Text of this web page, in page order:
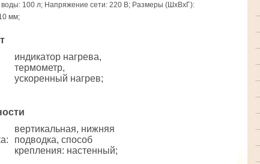
воды: 100 л; Напряжение сети: 220 В; Размеры (ШхВхГ):
мм;
индикатор нагрева,
термометр,
ускоренный нагрев;
:
вертикальная, нижняя
подводка, способ
крепления: настенный;